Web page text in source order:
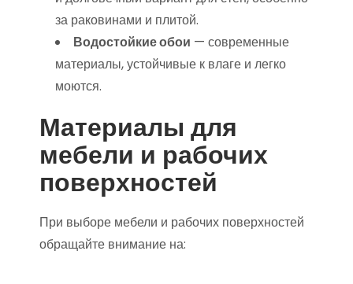
за раковинами и плитой.
Водостойкие обои — современные
материалы, устойчивые к влаге и легко
моются.
Материалы для
мебели и рабочих
поверхностей
При выборе мебели и рабочих поверхностей
обращайте внимание на: